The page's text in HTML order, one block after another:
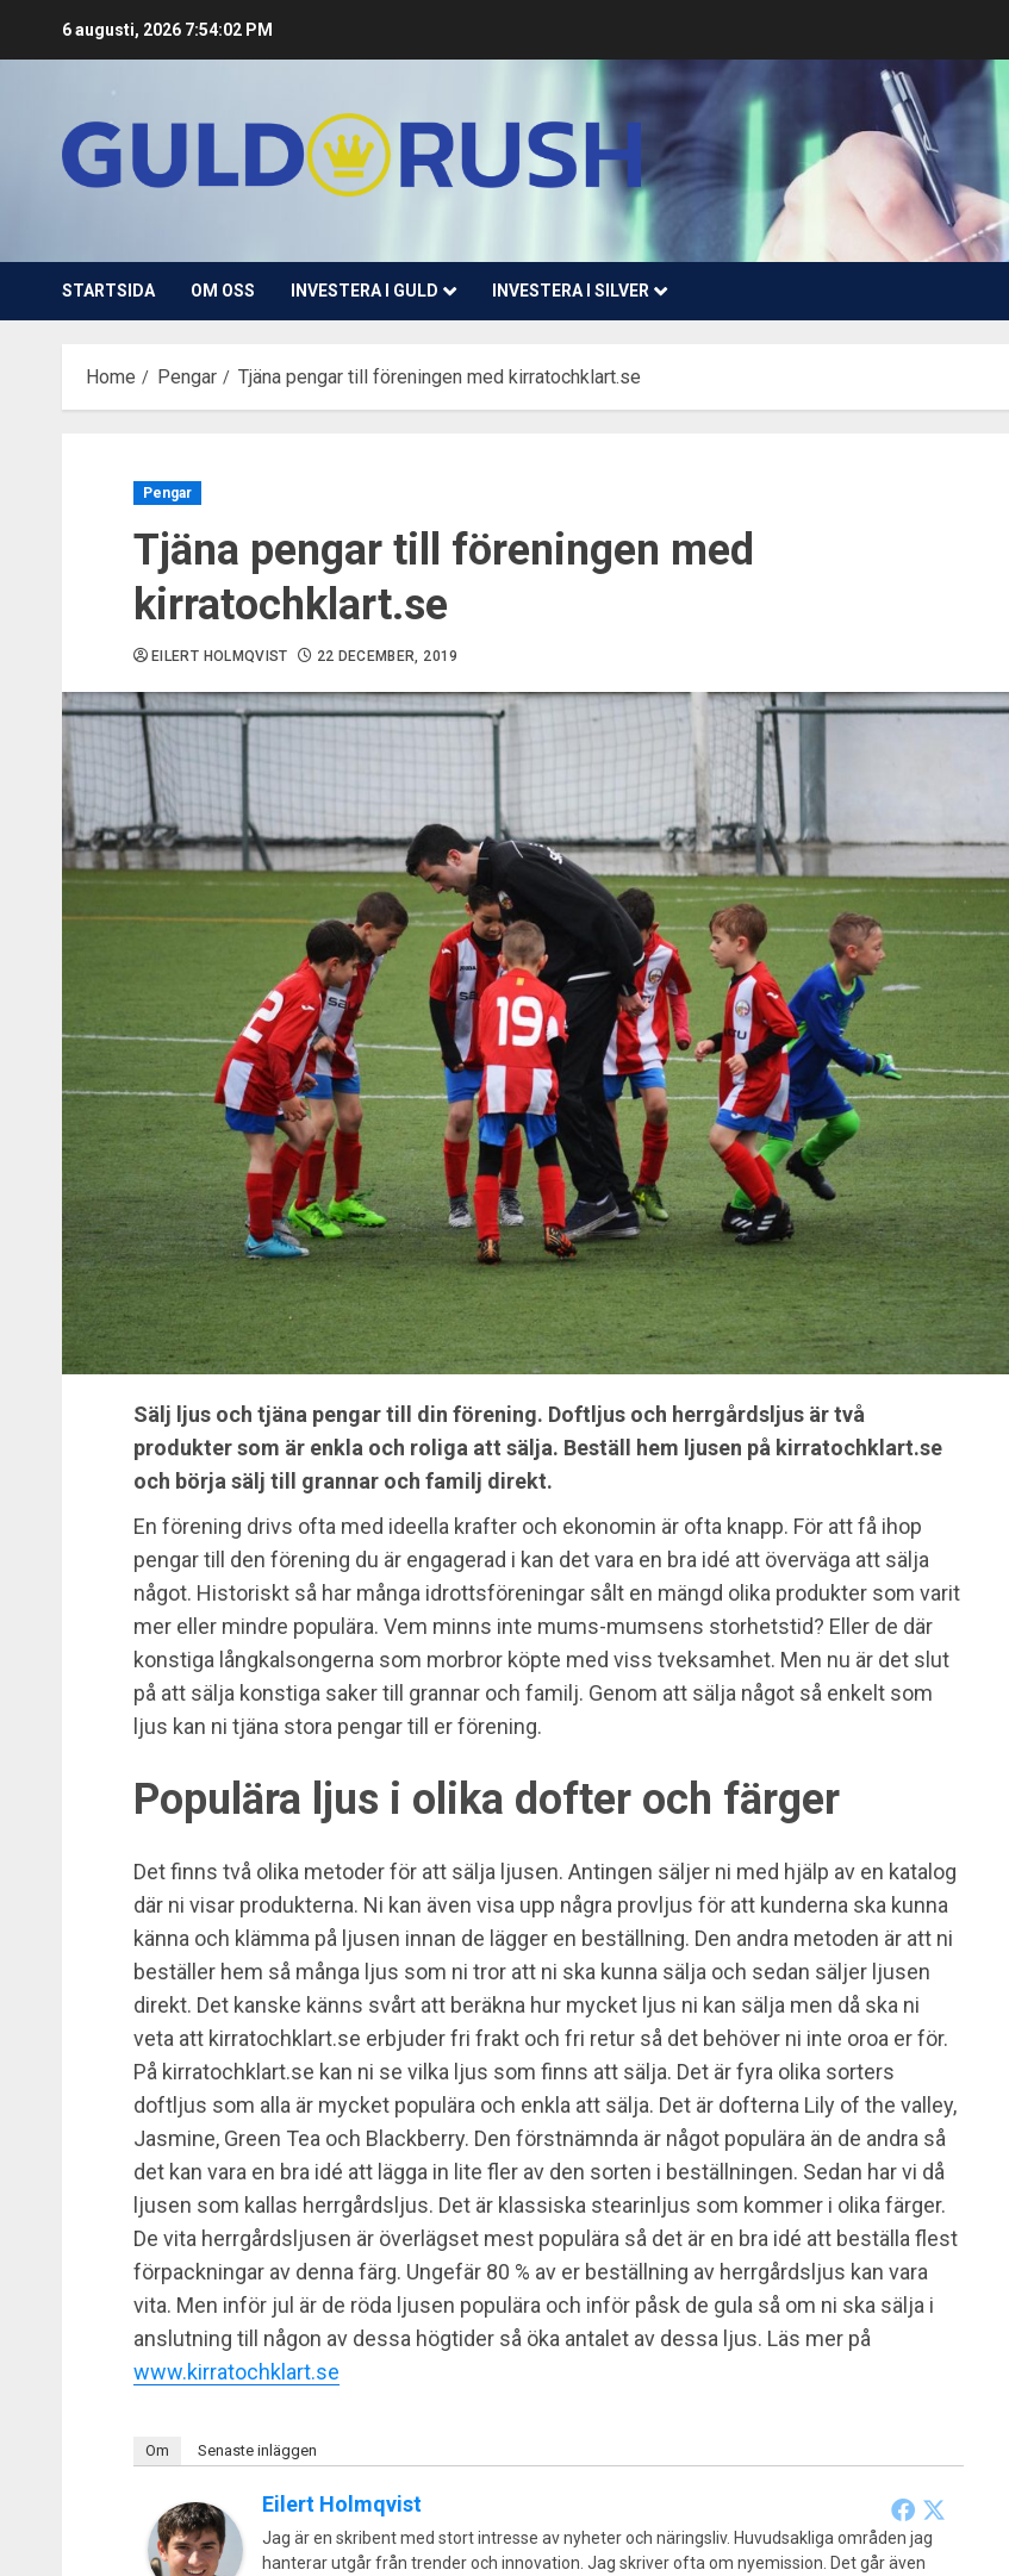
6 augusti, 2026 7:54:03 PM
STARTSIDA OM OSS INVESTERA I GULD INVESTERA I SILVER
Home Pengar Tjäna pengar till föreningen med kirratochklart.se
Pengar
Tjäna pengar till föreningen med
kirratochklart.se
EILERT HOLMQVIST 22 DECEMBER, 2019
Sälj ljus och tjäna pengar till din förening. Doftljus och herrgårdsljus är två
produkter som är enkla och roliga att sälja. Beställ hem ljusen på kirratochklart.se
och börja sälj till grannar och familj direkt.
En förening drivs ofta med ideella krafter och ekonomin är ofta knapp. För att få ihop
pengar till den förening du är engagerad i kan det vara en bra idé att överväga att sälja
något. Historiskt så har många idrottsföreningar sålt en mängd olika produkter som varit
mer eller mindre populära. Vem minns inte mums-mumsens storhetstid? Eller de där
konstiga långkalsongerna som morbror köpte med viss tveksamhet. Men nu är det slut
på att sälja konstiga saker till grannar och familj. Genom att sälja något så enkelt som
ljus kan ni tjäna stora pengar till er förening.
Populära ljus i olika dofter och färger
Det finns två olika metoder för att sälja ljusen. Antingen säljer ni med hjälp av en katalog
där ni visar produkterna. Ni kan även visa upp några provljus för att kunderna ska kunna
känna och klämma på ljusen innan de lägger en beställning. Den andra metoden är att ni
beställer hem så många ljus som ni tror att ni ska kunna sälja och sedan säljer ljusen
direkt. Det kanske känns svårt att beräkna hur mycket ljus ni kan sälja men då ska ni
veta att kirratochklart.se erbjuder fri frakt och fri retur så det behöver ni inte oroa er för.
På kirratochklart.se kan ni se vilka ljus som finns att sälja. Det är fyra olika sorters
doftljus som alla är mycket populära och enkla att sälja. Det är dofterna Lily of the valley,
Jasmine, Green Tea och Blackberry. Den förstnämnda är något populära än de andra så
det kan vara en bra idé att lägga in lite fler av den sorten i beställningen. Sedan har vi då
ljusen som kallas herrgårdsljus. Det är klassiska stearinljus som kommer i olika färger.
De vita herrgårdsljusen är överlägset mest populära så det är en bra idé att beställa flest
förpackningar av denna färg. Ungefär 80 % av er beställning av herrgårdsljus kan vara
vita. Men inför jul är de röda ljusen populära och inför påsk de gula så om ni ska sälja i
anslutning till någon av dessa högtider så öka antalet av dessa ljus. Läs mer på
www.kirratochklart.se
Om Senaste inläggen
Eilert Holmqvist
Jag är en skribent med stort intresse av nyheter och näringsliv. Huvudsakliga områden jag
hanterar utgår från trender och innovation. Jag skriver ofta om nyemission. Det går även